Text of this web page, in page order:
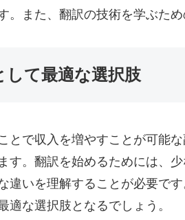
。また、翻訳の技術を学ぶた
して最適な選択肢
で収入を増やすことが可能な
す。翻訳を始めるためには、
違いを理解することが必要で
な選択肢となるでしょう。